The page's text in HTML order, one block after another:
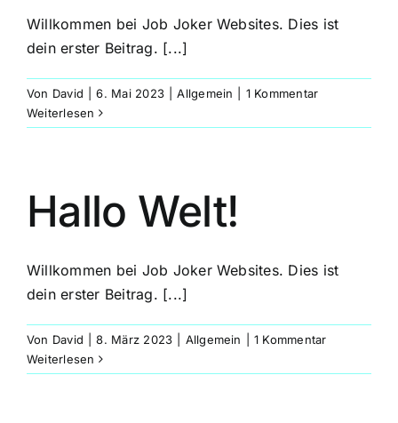
Willkommen bei Job Joker Websites. Dies ist
dein erster Beitrag. [...]
Von David 6. Mai 2023 Allgemein
1 Kommentar
Weiterlesen
Hallo Welt!
Willkommen bei Job Joker Websites. Dies ist
dein erster Beitrag. [...]
Von David 8. März 2023 Allgemein
1 Kommentar
Weiterlesen